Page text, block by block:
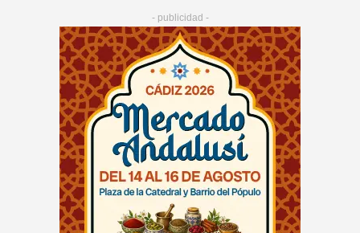
- publicidad -